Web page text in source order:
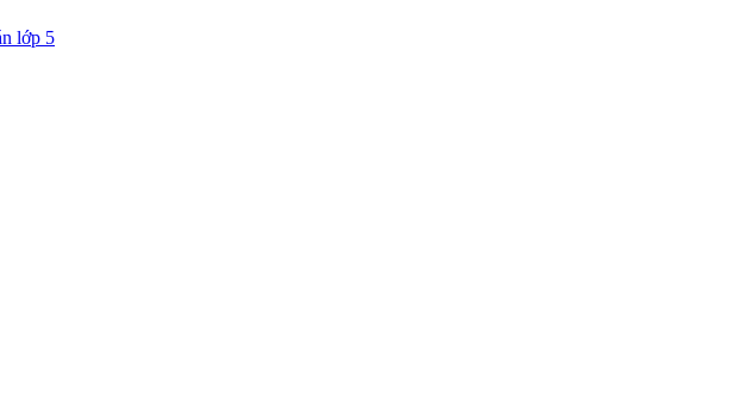
lớp 5